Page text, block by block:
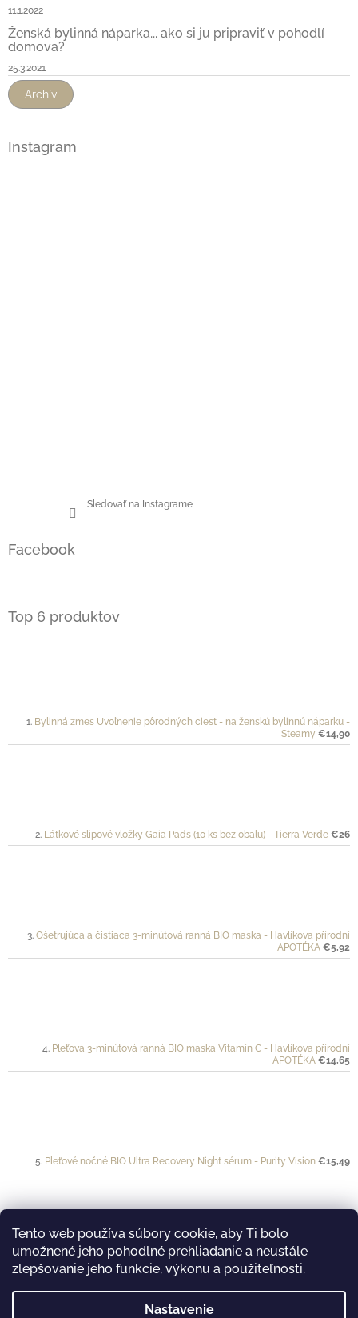
Tento web používa súbory cookie, aby Ti bolo
umožnené jeho pohodlné prehliadanie a neustále
zlepšovanie jeho funkcie, výkonu a použiteľnosti.
Nastavenie
11.1.2022
Ženská bylinná náparka... ako si ju pripraviť v pohodlí
domova?
25.3.2021
Archív
Instagram
Sledovať na Instagrame
Facebook
Top 6 produktov
Bylinná zmes Uvoľnenie pôrodných ciest - na ženskú bylinnú náparku -
Steamy €14,90
Látkové slipové vložky Gaia Pads (10 ks bez obalu) - Tierra Verde €26
Ošetrujúca a čistiaca 3-minútová ranná BIO maska - Havlíkova přírodní
APOTÉKA €5,92
Pleťová 3-minútová ranná BIO maska Vitamín C - Havlíkova přírodní
APOTÉKA €14,65
Pleťové nočné BIO Ultra Recovery Night sérum - Purity Vision €15,49
Ochranný krém pre športovkyne a športovcov VÉLO - Mylo
࿔ Nakukni aj na náš Youtube kanál...